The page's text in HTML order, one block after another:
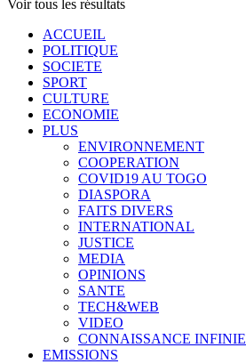
Voir tous les résultats
ACCUEIL
POLITIQUE
SOCIETE
SPORT
CULTURE
ECONOMIE
PLUS
ENVIRONNEMENT
COOPERATION
COVID19 AU TOGO
DIASPORA
FAITS DIVERS
INTERNATIONAL
JUSTICE
MEDIA
OPINIONS
SANTE
TECH&WEB
VIDEO
CONNAISSANCE INFINIE
EMISSIONS